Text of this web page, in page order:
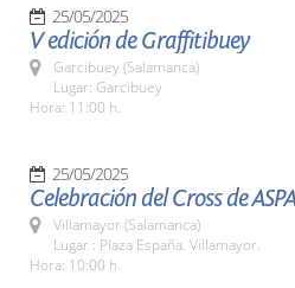
25/05/2025
V edición de Graffitibuey
Garcibuey (Salamanca)
Lugar: Garcibuey
Hora: 11:00 h.
25/05/2025
Celebración del Cross de
Villamayor (Salamanca)
Lugar : Plaza España. Villamayor.
Hora: 10:00 h.